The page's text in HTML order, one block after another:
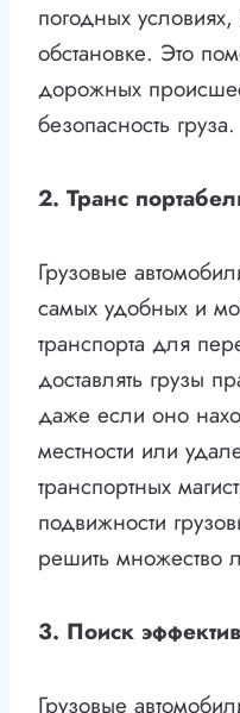
погодных
обстановке. Это
дорожных
безопасность груза.
2. Транс
Грузовые
самых удобных и
транспорта для
доставлять грузы
даже если оно
местности или
транспортных
подвижности
решить множество
3. Поиск
Грузовые